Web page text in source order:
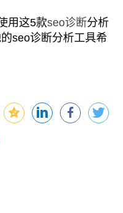
用这5款seo诊断分析
seo诊断分析工具希